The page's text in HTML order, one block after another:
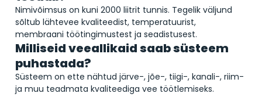
Nimivõimsus on kuni 2000 liitrit tunnis. Tegelik väljund
sõltub lähtevee kvaliteedist, temperatuurist,
membraani töötingimustest ja seadistusest.
Milliseid veeallikaid saab süsteem
puhastada?
Süsteem on ette nähtud järve-, jõe-, tiigi-, kanali-, riim-
ja muu teadmata kvaliteediga vee töötlemiseks.